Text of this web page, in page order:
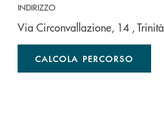
INDIRIZZO
Via Circonvallazione, 14 , Trinità
CALCOLA PERCORSO